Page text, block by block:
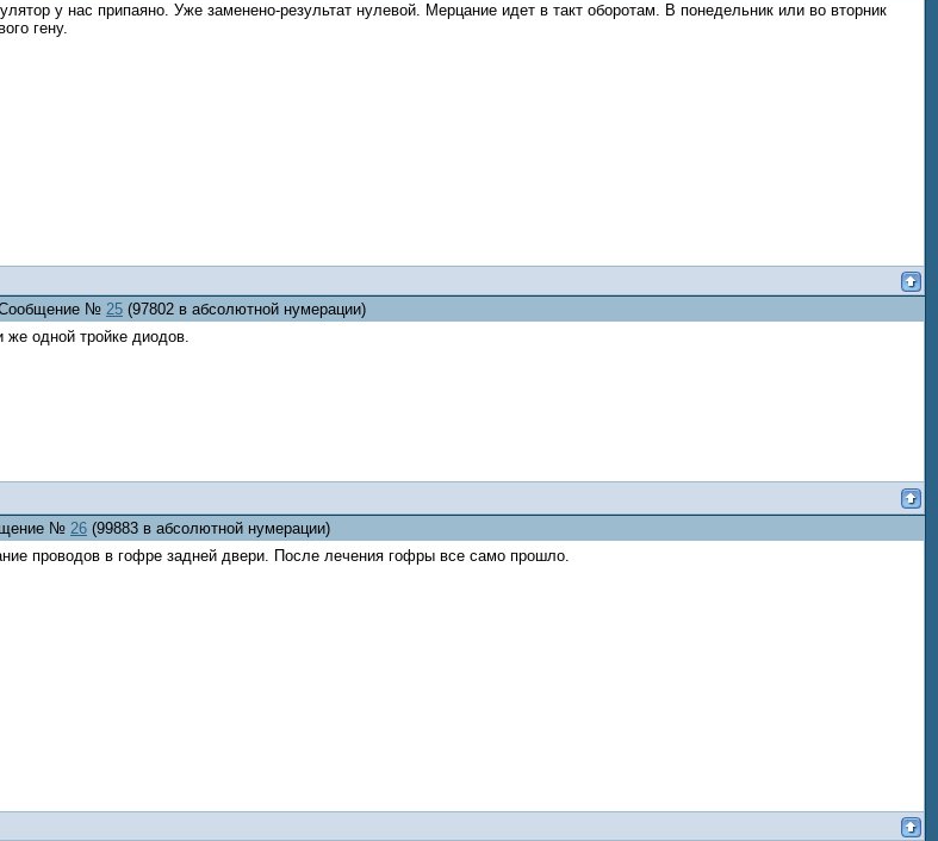
у нас припаяно. Уже заменено-результат нулевой. Мерцание идет в такт оборотам. В понедельник или во вторник
гену.
Сообщение № 25 (97802 в абсолютной нумерации)
же одной тройке диодов.
№ 26 (99883 в абсолютной нумерации)
проводов в гофре задней двери. После лечения гофры все само прошло.